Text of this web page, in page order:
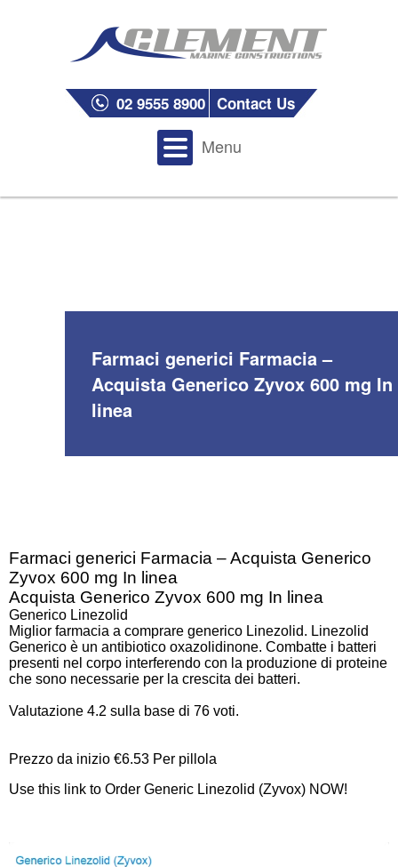
02 9555 8900 Contact Us
Menu
Farmaci generici Farmacia –
Acquista Generico Zyvox 600 mg In
linea
Farmaci generici Farmacia – Acquista Generico
Zyvox 600 mg In linea
Acquista Generico Zyvox 600 mg In linea
Generico Linezolid
Miglior farmacia a comprare generico Linezolid. Linezolid
Generico è un antibiotico oxazolidinone. Combatte i batteri
presenti nel corpo interferendo con la produzione di proteine
che sono necessarie per la crescita dei batteri.
Valutazione 4.2 sulla base di 76 voti.
Prezzo da inizio €6.53 Per pillola
Use this link to Order Generic Linezolid (Zyvox) NOW!